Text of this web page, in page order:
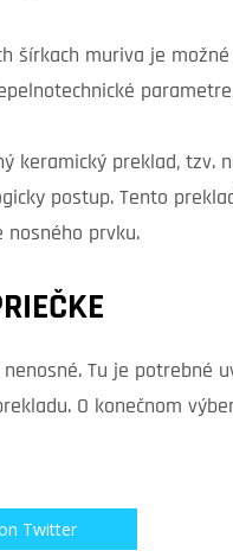
šírkach muriva je
keramický preklad, tzv.
postup. Tento
prvku.
Tu je potrebné
O konečnom
Twitter